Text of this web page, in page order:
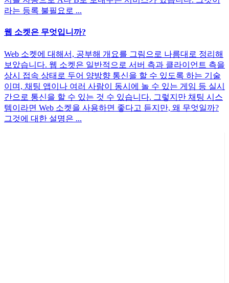
라는 등록 불필요로 ...
웹 소켓은 무엇입니까?
Web 소켓에 대해서, 공부해 개요를 그림으로 나름대로 정리해
보았습니다. 웹 소켓은 일반적으로 서버 측과 클라이언트 측을
상시 접속 상태로 두어 양방향 통신을 할 수 있도록 하는 기술
이며, 채팅 앱이나 여러 사람이 동시에 놀 수 있는 게임 등 실시
간으로 통신을 할 수 있는 것 수 있습니다. 그렇지만 채팅 시스
템이라면 Web 소켓을 사용하면 좋다고 듣지만, 왜 무엇일까?
그것에 대한 설명은 ...